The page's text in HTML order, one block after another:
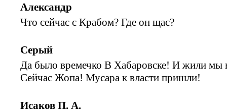
Александр
Что сейчас с Крабом? Где он щас?
Серый
Да было времечко В Хабаровске! И жили
Сейчас Жопа! Мусара к власти пришли!
Исаков П. А.